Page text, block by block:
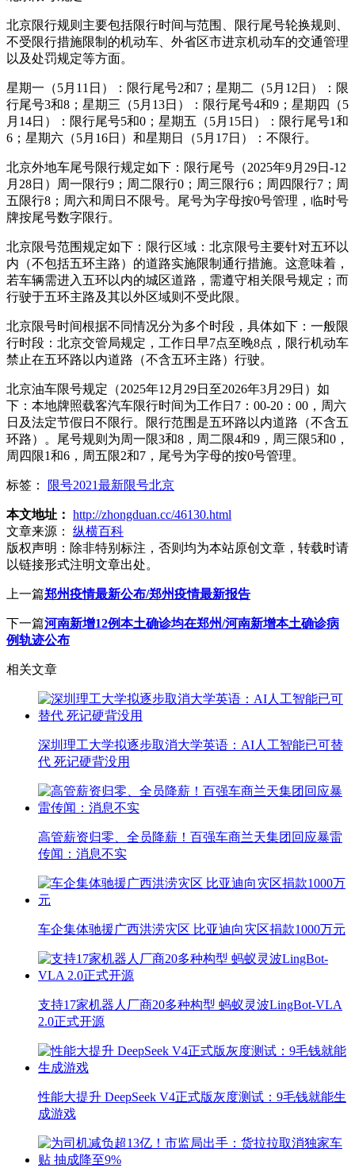
北京限行规则主要包括限行时间与范围、限行尾号轮换规则、
不受限行措施限制的机动车、外省区市进京机动车的交通管理
以及处罚规定等方面。
星期一（5月11日）：限行尾号2和7；星期二（5月12日）：限
行尾号3和8；星期三（5月13日）：限行尾号4和9；星期四（5
月14日）：限行尾号5和0；星期五（5月15日）：限行尾号1和
6；星期六（5月16日）和星期日（5月17日）：不限行。
北京外地车尾号限行规定如下：限行尾号（2025年9月29日-12
月28日）周一限行9；周二限行0；周三限行6；周四限行7；周
五限行8；周六和周日不限号。尾号为字母按0号管理，临时号
牌按尾号数字限行。
北京限号范围规定如下：限行区域：北京限号主要针对五环以
内（不包括五环主路）的道路实施限制通行措施。这意味着，
若车辆需进入五环以内的城区道路，需遵守相关限号规定；而
行驶于五环主路及其以外区域则不受此限。
北京限号时间根据不同情况分为多个时段，具体如下：一般限
行时段：北京交管局规定，工作日早7点至晚8点，限行机动车
禁止在五环路以内道路（不含五环主路）行驶。
北京油车限号规定（2025年12月29日至2026年3月29日）如
下：本地牌照载客汽车限行时间为工作日7：00-20：00，周六
日及法定节假日不限行。限行范围是五环路以内道路（不含五
环路）。尾号规则为周一限3和8，周二限4和9，周三限5和0，
周四限1和6，周五限2和7，尾号为字母的按0号管理。
标签： 限号2021最新限号北京
本文地址： http://zhongduan.cc/46130.html
文章来源：
纵横百科
版权声明： 除非特别标注，否则均为本站原创文章，转载时请
以链接形式注明文章出处。
上一篇郑州疫情最新公布/郑州疫情最新报告
下一篇河南新增12例本土确诊均在郑州/河南新增本土确诊病
例轨迹公布
相关文章
深圳理工大学拟逐步取消大学英语：AI人工智能已可替
代 死记硬背没用
高管薪资归零、全员降薪！百强车商兰天集团回应暴雷
传闻：消息不实
车企集体驰援广西洪涝灾区 比亚迪向灾区捐款1000万元
支持17家机器人厂商20多种构型 蚂蚁灵波LingBot-VLA
2.0正式开源
性能大提升 DeepSeek V4正式版灰度测试：9毛钱就能生
成游戏